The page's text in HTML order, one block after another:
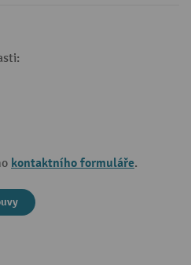
kontaktního formuláře.